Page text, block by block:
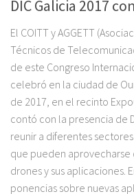
DIC Galicia 2017
El COITT y AGGETT
Técnicos de
de este Congreso
celebró en la ciudad de
de 2017, en el recinto
contó con la presencia de
reunir a diferentes
que pueden
drones y sus aplicaciones.
ponencias sobre nuevas